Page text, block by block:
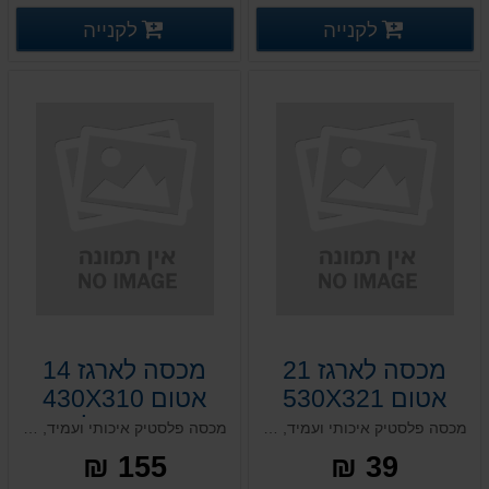
פרטים נוספים פרטים נוספים לקנייה פרטים נוספים
לקנייה
מכסה לארגז 21
אטום 530X321
39 ₪
מכסה לארגז 14
אטום 430X310
אטימות מלאה
155 ₪